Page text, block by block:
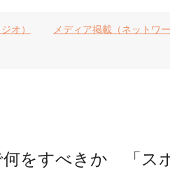
オ） メディア掲載（ネットワ
をすべきか 「ス